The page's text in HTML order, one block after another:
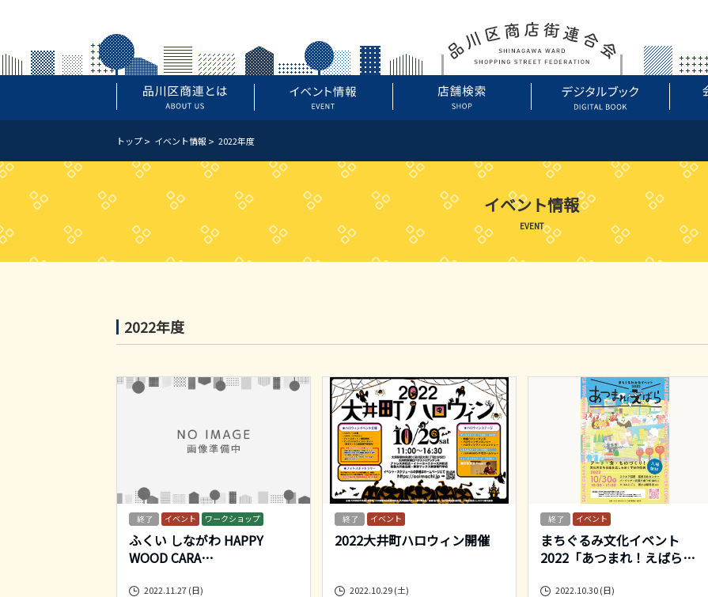
トップ イベント情報 2022年度
イベント情報
EVENT
2022年度
イベント ワークショップ
ふくい しながわ HAPPY
WOOD CARA…
2022.11.27 (日)
イベント
2022大井町ハロウィン開催
2022.10.29 (土)
イベント
まちぐるみ文化イベント
2022「あつまれ！えばら…
2022.10.30 (日)